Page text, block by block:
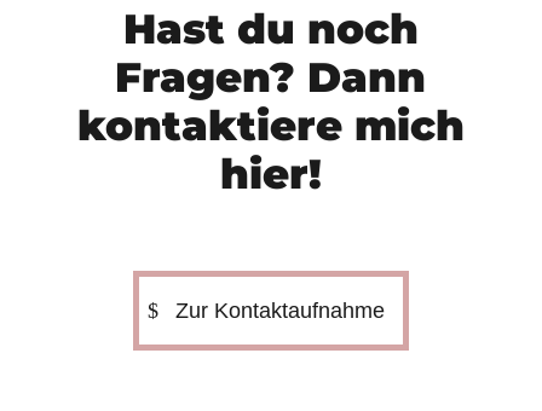
Hast du noch
Fragen? Dann
kontaktiere mich
hier!
Zur Kontaktaufnahme